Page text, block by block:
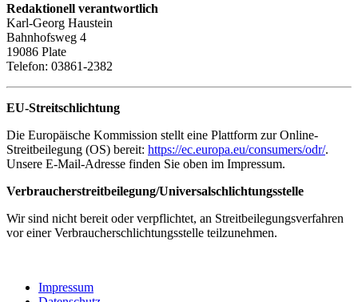
Redaktionell verantwortlich
Karl-Georg Haustein
Bahnhofsweg 4
19086 Plate
Telefon: 03861-2382
EU-Streitschlichtung
Die Europäische Kommission stellt eine Plattform zur Online-
Streitbeilegung (OS) bereit: https://ec.europa.eu/consumers/odr/.
Unsere E-Mail-Adresse finden Sie oben im Impressum.
Verbraucher­streit­beilegung/Universal­schlichtungs­stelle
Wir sind nicht bereit oder verpflichtet, an Streitbeilegungsverfahren
vor einer Verbraucherschlichtungsstelle teilzunehmen.
Impressum